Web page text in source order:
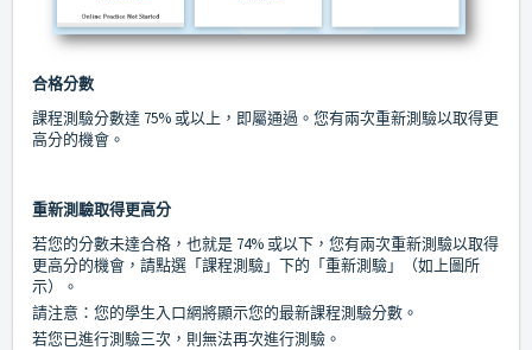
合格分數
課程測驗分數達 75% 或以上，即屬通過。您有兩次重新測驗以取得更
高分的機會。
重新測驗取得更高分
若您的分數未達合格，也就是 74% 或以下，您有兩次重新測驗以取得
更高分的機會，請點選「課程測驗」下的「重新測驗」（如上圖所
示）。
請注意：您的學生入口網將顯示您的最新課程測驗分數。
若您已進行測驗三次，則無法再次進行測驗。